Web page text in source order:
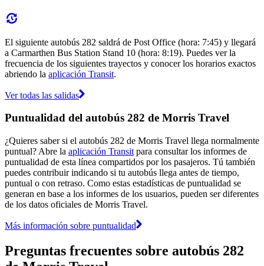
El siguiente autobús 282 saldrá de Post Office (hora: 7:45) y llegará
a Carmarthen Bus Station Stand 10 (hora: 8:19). Puedes ver la
frecuencia de los siguientes trayectos y conocer los horarios exactos
abriendo la aplicación Transit.
Ver todas las salidas
Puntualidad del autobús 282 de Morris Travel
¿Quieres saber si el autobús 282 de Morris Travel llega normalmente
puntual? Abre la aplicación Transit para consultar los informes de
puntualidad de esta línea compartidos por los pasajeros. Tú también
puedes contribuir indicando si tu autobús llega antes de tiempo,
puntual o con retraso. Como estas estadísticas de puntualidad se
generan en base a los informes de los usuarios, pueden ser diferentes
de los datos oficiales de Morris Travel.
Más información sobre puntualidad
Preguntas frecuentes sobre autobús 282